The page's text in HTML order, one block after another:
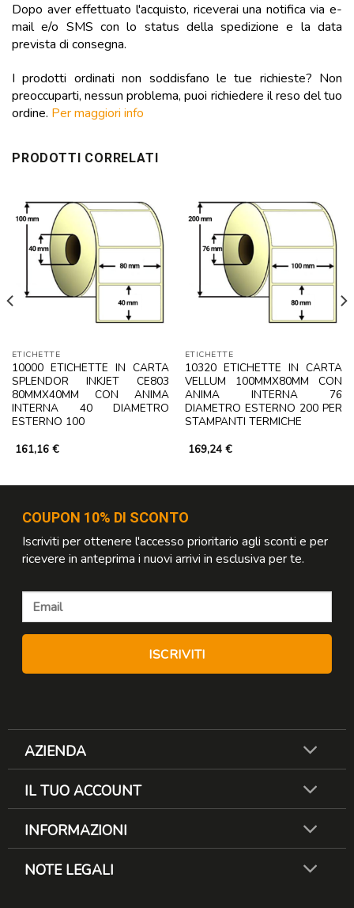
Dopo aver effettuato l'acquisto, riceverai una notifica via e-
mail e/o SMS con lo status della spedizione e la data
prevista di consegna.
I prodotti ordinati non soddisfano le tue richieste? Non
preoccuparti, nessun problema, puoi richiedere il reso del tuo
ordine. Per maggiori info
PRODOTTI CORRELATI
ETICHETTE
10000 ETICHETTE IN CARTA
SPLENDOR INKJET CE803
80MMX40MM CON ANIMA
INTERNA 40 DIAMETRO
ESTERNO 100
161,16 €
ETICHETTE
10320 ETICHETTE IN CARTA
VELLUM 100MMX80MM CON
ANIMA INTERNA 76
DIAMETRO ESTERNO 200 PER
STAMPANTI TERMICHE
169,24 €
COUPON 10% DI SCONTO
Iscriviti per ottenere l'accesso prioritario agli sconti e per
ricevere in anteprima i nuovi arrivi in esclusiva per te.
AZIENDA
IL TUO ACCOUNT
INFORMAZIONI
NOTE LEGALI